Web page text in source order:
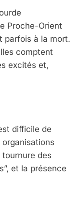
Proche-Orient
parfois à la mort.
comptent
excités et,
difficile de
des
et la présence